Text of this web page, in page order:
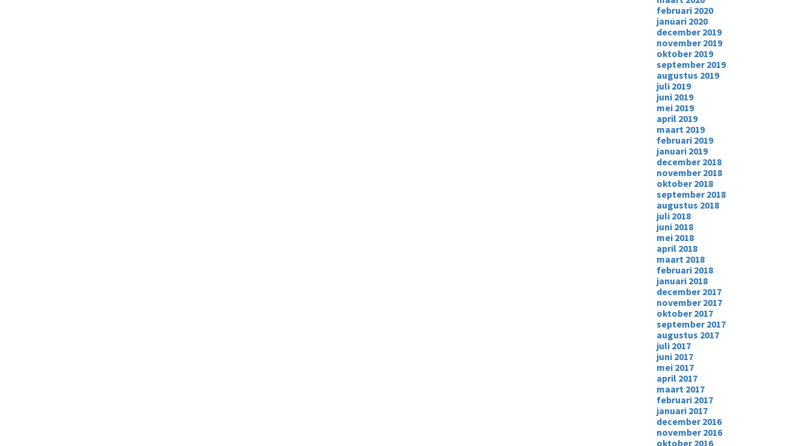
februari 2020
januari 2020
december 2019
november 2019
oktober 2019
september 2019
augustus 2019
juli 2019
juni 2019
mei 2019
april 2019
maart 2019
februari 2019
januari 2019
december 2018
november 2018
oktober 2018
september 2018
augustus 2018
juli 2018
juni 2018
mei 2018
april 2018
maart 2018
februari 2018
januari 2018
december 2017
november 2017
oktober 2017
september 2017
augustus 2017
juli 2017
juni 2017
mei 2017
april 2017
maart 2017
februari 2017
januari 2017
december 2016
november 2016
oktober 2016